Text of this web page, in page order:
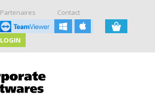
Partenaires Contact
LOGIN